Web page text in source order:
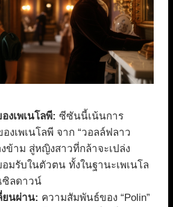
งเพเนโลพี: ซีซันนี้เน้นการ
งเพเนโลพี จาก “วอลล์ฟลาว
งข้าม สู่หญิงสาวที่กล้าจะเปล่ง
มรับในตัวตน ทั้งในฐานะเพเนโล
ซิลดาวน์
ยนผ่าน: ความสัมพันธ์ของ “Polin”